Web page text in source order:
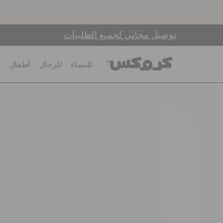
توصيل مجاني لجميع الطلبيات
للنساء للرجال أطفال